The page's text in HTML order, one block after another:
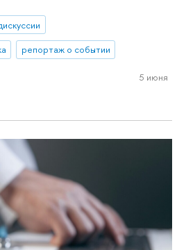
репортаж о событии
5 июня